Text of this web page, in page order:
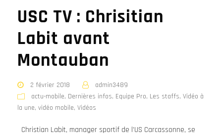
USC TV : Chrisitian
Labit avant
Montauban
2 février 2018
admin3489
actu-mobile, Dernières infos, Equipe Pro, Les staffs, Vidéo à
la une, vidéo mobile, Vidéos
Christian Labit, manager sportif de l’US Carcassonne, se